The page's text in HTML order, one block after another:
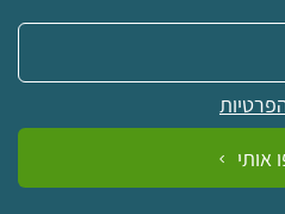
אותי